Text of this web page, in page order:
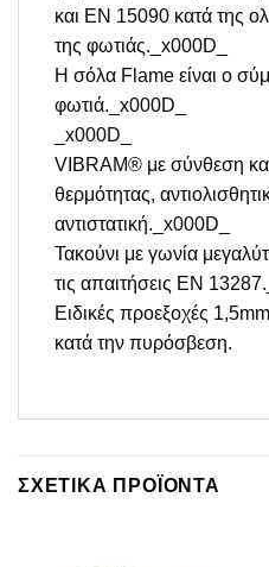
και EN 15090 κατά της
της φωτιάς._x000D_
Η σόλα Flame είναι ο
φωτιά._x000D_
_x000D_
VIBRAM® με σύνθεση
θερμότητας,
αντιστατική._x000D_
Τακούνι με γωνία
τις απαιτήσεις EN
Ειδικές προεξοχές
κατά την πυρόσβεση.
ΣΧΕΤΙΚΆ ΠΡΟΪΌΝΤΑ